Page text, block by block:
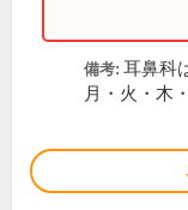
備考: 耳鼻科
月・火・木